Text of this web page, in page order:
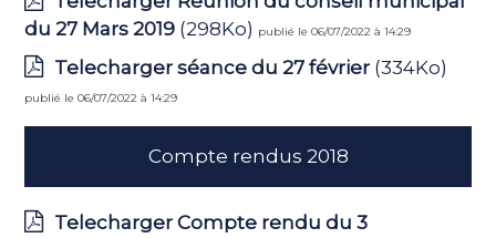
du 27 Mars 2019 (298Ko) publié le 06/07/2022 à 14:29
Telecharger séance du 27 février (334Ko)
publié le 06/07/2022 à 14:29
Compte rendus 2018
Telecharger Compte rendu du 3